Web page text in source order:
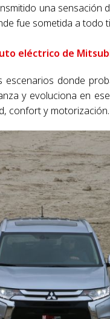
una sensación
fue sometida a todo
eléctrico de
donde
y evoluciona en
confort y motorización.